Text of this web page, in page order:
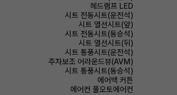
헤드램프 LED
시트 전동시트(운전석)
시트 열선시트(앞)
시트 전동시트(동승석)
시트 열선시트(뒤)
시트 통풍시트(운전석)
주차보조 어라운드뷰(AVM)
시트 통풍시트(동승석)
에어백 커튼
에어컨 풀오토에어컨